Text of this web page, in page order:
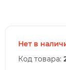
Нет в
Код товара: